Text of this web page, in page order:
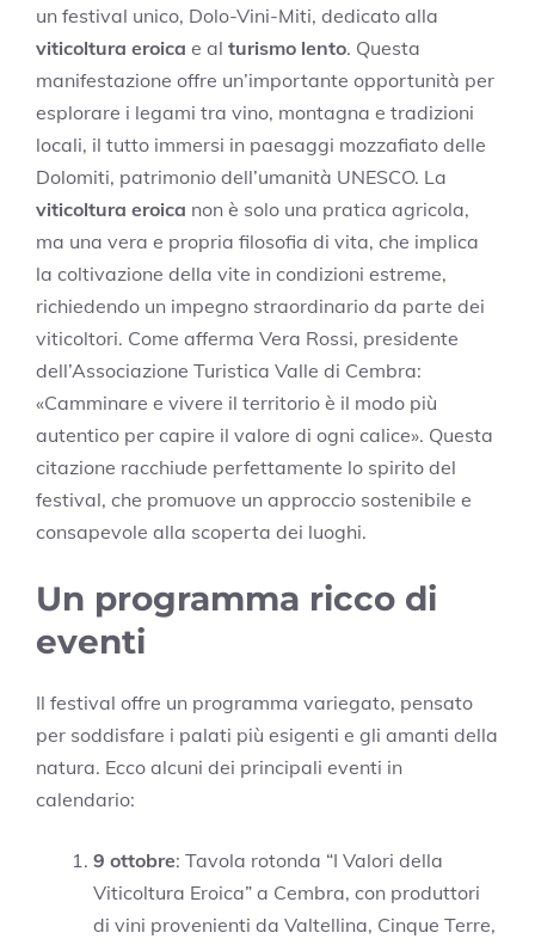
un festival unico, Dolo-Vini-Miti, dedicato alla
viticoltura eroica e al turismo lento. Questa
manifestazione offre un’importante opportunità per
esplorare i legami tra vino, montagna e tradizioni
locali, il tutto immersi in paesaggi mozzafiato delle
Dolomiti, patrimonio dell’umanità UNESCO. La
viticoltura eroica non è solo una pratica agricola,
ma una vera e propria filosofia di vita, che implica
la coltivazione della vite in condizioni estreme,
richiedendo un impegno straordinario da parte dei
viticoltori. Come afferma Vera Rossi, presidente
dell’Associazione Turistica Valle di Cembra:
«Camminare e vivere il territorio è il modo più
autentico per capire il valore di ogni calice». Questa
citazione racchiude perfettamente lo spirito del
festival, che promuove un approccio sostenibile e
consapevole alla scoperta dei luoghi.
Un programma ricco di
eventi
Il festival offre un programma variegato, pensato
per soddisfare i palati più esigenti e gli amanti della
natura. Ecco alcuni dei principali eventi in
calendario:
9 ottobre: Tavola rotonda “I Valori della
Viticoltura Eroica” a Cembra, con produttori
di vini provenienti da Valtellina, Cinque Terre,